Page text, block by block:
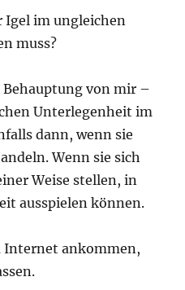
Igel im ungleichen
muss?
von mir –
Unterlegenheit im
dann, wenn sie
Wenn sie sich
Weise stellen, in
ausspielen können.
Internet ankommen,